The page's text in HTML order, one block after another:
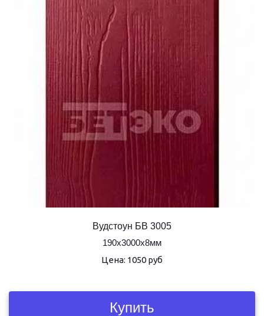
Вудстоун БВ 3005
190х3000х8мм
Цена: 1050 руб
Купить